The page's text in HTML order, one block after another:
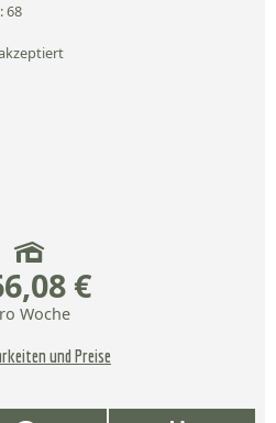
68
€
Woche
und Preise